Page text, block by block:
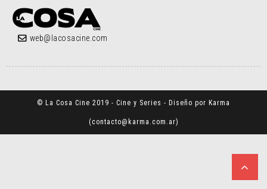
web@lacosacine.com
© La Cosa Cine 2019 - Cine y Series - Diseño por Karma
(contacto@karma.com.ar)